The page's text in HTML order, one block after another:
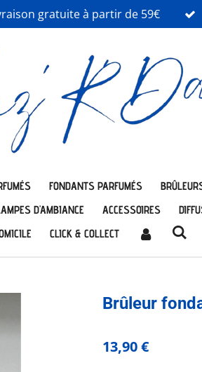
gratuite à partir de 59€
FONDANTS PARFUMÉS
D'AMBIANCE ACCESSOIRES
CLICK & COLLECT
Brûleur
13,90 €